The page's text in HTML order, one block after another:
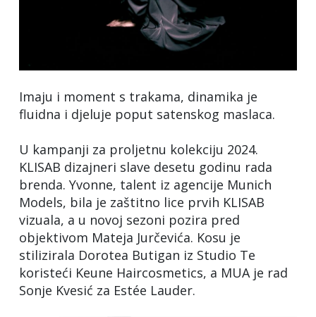
Imaju i moment s trakama, dinamika je
fluidna i djeluje poput satenskog maslaca.
U kampanji za proljetnu kolekciju 2024.
KLISAB dizajneri slave desetu godinu rada
brenda. Yvonne, talent iz agencije Munich
Models, bila je zaštitno lice prvih KLISAB
vizuala, a u novoj sezoni pozira pred
objektivom Mateja Jurčevića. Kosu je
stilizirala Dorotea Butigan iz Studio Te
koristeći Keune Haircosmetics, a MUA je rad
Sonje Kvesić za Estée Lauder.